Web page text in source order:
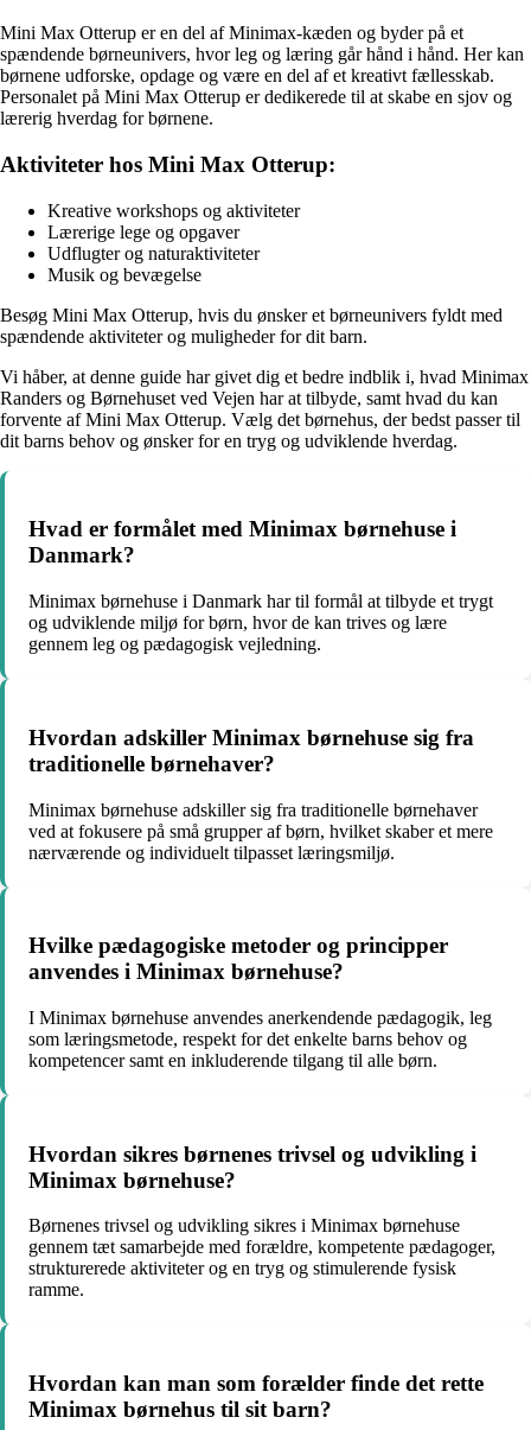
Mini Max Otterup er en del af Minimax-kæden og byder på et
spændende børneunivers, hvor leg og læring går hånd i hånd. Her kan
børnene udforske, opdage og være en del af et kreativt fællesskab.
Personalet på Mini Max Otterup er dedikerede til at skabe en sjov og
lærerig hverdag for børnene.
Aktiviteter hos Mini Max Otterup:
Kreative workshops og aktiviteter
Lærerige lege og opgaver
Udflugter og naturaktiviteter
Musik og bevægelse
Besøg Mini Max Otterup, hvis du ønsker et børneunivers fyldt med
spændende aktiviteter og muligheder for dit barn.
Vi håber, at denne guide har givet dig et bedre indblik i, hvad Minimax
Randers og Børnehuset ved Vejen har at tilbyde, samt hvad du kan
forvente af Mini Max Otterup. Vælg det børnehus, der bedst passer til
dit barns behov og ønsker for en tryg og udviklende hverdag.
Hvad er formålet med Minimax børnehuse i
Danmark?
Minimax børnehuse i Danmark har til formål at tilbyde et trygt
og udviklende miljø for børn, hvor de kan trives og lære
gennem leg og pædagogisk vejledning.
Hvordan adskiller Minimax børnehuse sig fra
traditionelle børnehaver?
Minimax børnehuse adskiller sig fra traditionelle børnehaver
ved at fokusere på små grupper af børn, hvilket skaber et mere
nærværende og individuelt tilpasset læringsmiljø.
Hvilke pædagogiske metoder og principper
anvendes i Minimax børnehuse?
I Minimax børnehuse anvendes anerkendende pædagogik, leg
som læringsmetode, respekt for det enkelte barns behov og
kompetencer samt en inkluderende tilgang til alle børn.
Hvordan sikres børnenes trivsel og udvikling i
Minimax børnehuse?
Børnenes trivsel og udvikling sikres i Minimax børnehuse
gennem tæt samarbejde med forældre, kompetente pædagoger,
strukturerede aktiviteter og en tryg og stimulerende fysisk
ramme.
Hvordan kan man som forælder finde det rette
Minimax børnehus til sit barn?